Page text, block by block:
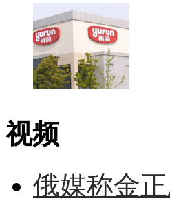
视频
俄媒称金